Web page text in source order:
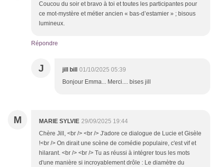
Coucou du soir et bravo à toi et toutes les participantes pour
ce mot-mystère et métier ancien « bas-d’estamier » ; bisous
lumineux.
Répondre
J jill bill
01/10/2025 05:39
Bonjour Emma... Merci.... bises jill
M MARIE SYLVIE 29/09/2025 19:44
Chère Jill, <br /> <br /> J'adore ce dialogue de Lucie et Gisèle
!<br /> On dirait une scène de comédie populaire, c'est vif et
hilarant. <br /> <br /> Tu as réussi à intégrer tous les mots
d'une manière si incroyablement drôle : Le diamètre du